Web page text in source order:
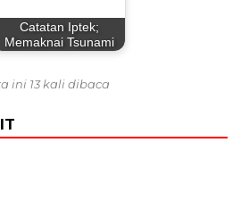
Catatan Iptek;
Memaknai Tsunami
ini 13 kali dibaca